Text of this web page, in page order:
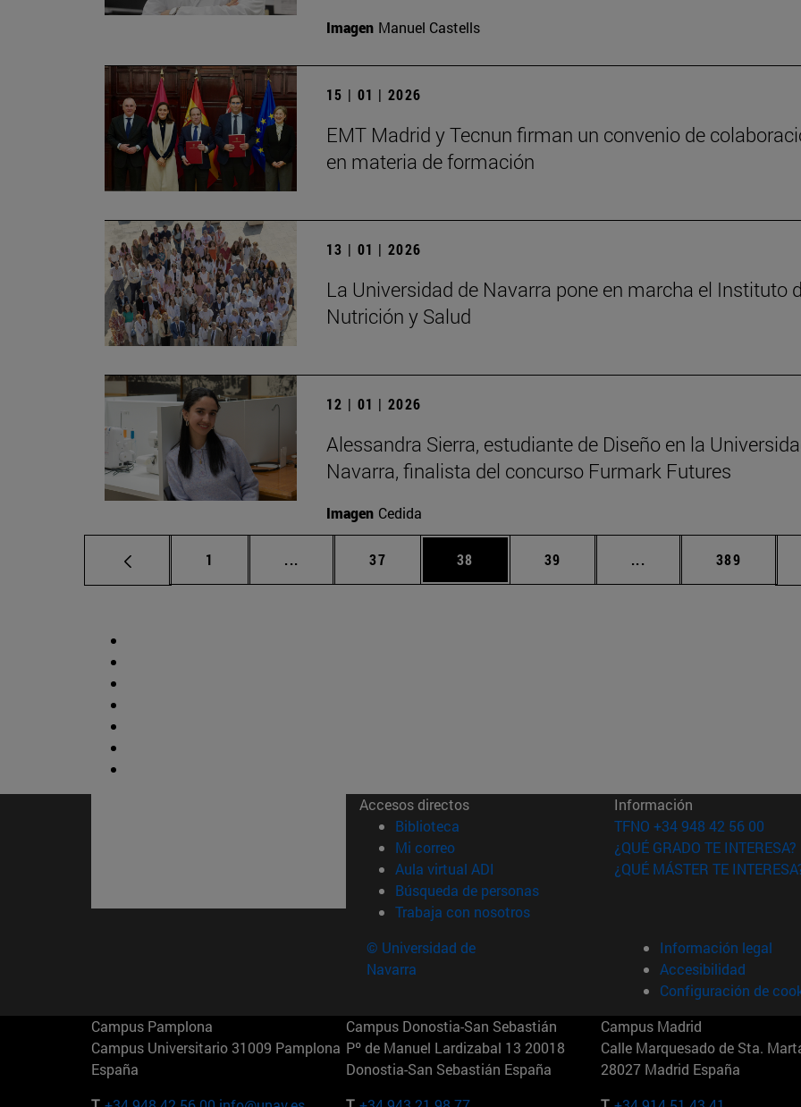
Imagen Manuel Castells
15 | 01 | 2026
EMT Madrid y Tecnun firman un convenio de
en materia de formación
13 | 01 | 2026
La Universidad de Navarra pone en marcha el Instituto
Nutrición y Salud
12 | 01 | 2026
Alessandra Sierra, estudiante de Diseño en la
Navarra, finalista del concurso Furmark Futures
Imagen Cedida
Página
1 ... Páginas intermedias Use TAB para desplazarse.
Página
37 Página
38 Página
39 ... Páginas intermedias
Página
389
Accesos directos
Biblioteca (abre en nueva ventana)
Mi correo(abre en nueva ventana)
Aula virtual ADI (abre en nueva ventana)
Búsqueda de personas(abre en nueva ventana)
Trabaja con nosotros(abre en nueva ventana)
Información
TFNO +34 948 42 56 00
¿QUÉ GRADO TE INTERESA?
¿QUÉ MÁSTER TE
© Universidad de
Navarra
Información legal
Accesibilidad
Configuración de
Campus Pamplona
Campus Universitario 31009 Pamplona
España
Campus Donostia-San Sebastián
Pº de Manuel Lardizabal 13 20018
Donostia-San Sebastián España
Campus Madrid
Calle Marquesado de Sta.
28027 Madrid España